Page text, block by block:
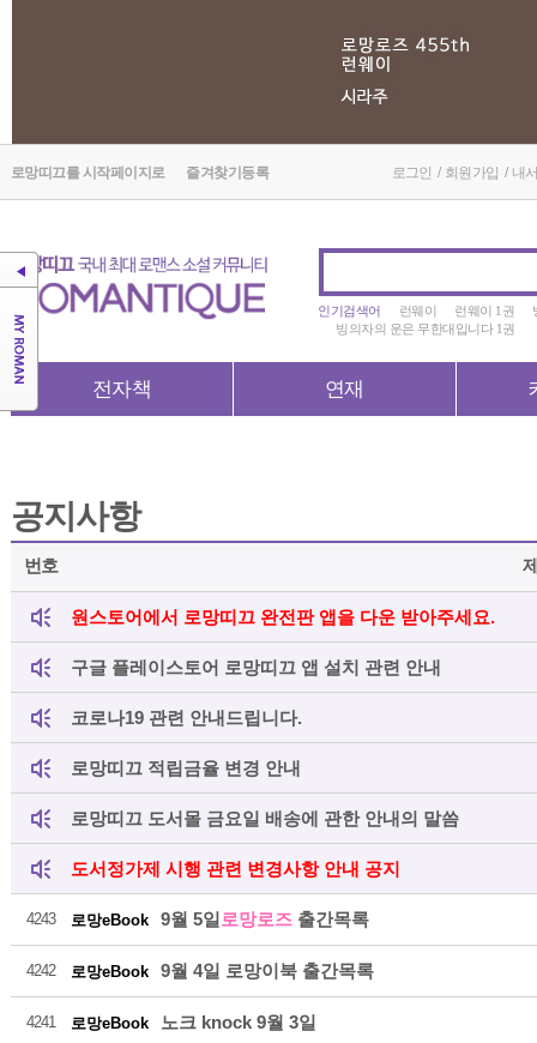
로망띠끄를 시작페이지로 즐겨찾기등록 로그인 / 회원가입 / 내
인기검색어 런웨이 런웨이 1권
빙의자의 운은 무한대입니다 1권
전자책 연재
공지사항
번호
원스토어에서 로망띠끄 완전판 앱을 다운 받아주세요.
구글 플레이스토어 로망띠끄 앱 설치 관련 안내
코로나19 관련 안내드립니다.
로망띠끄 적립금율 변경 안내
로망띠끄 도서몰 금요일 배송에 관한 안내의 말씀
도서정가제 시행 관련 변경사항 안내 공지
4243 로망eBook 9월 5일 로망로즈 출간목록
4242 로망eBook 9월 4일 로망이북 출간목록
4241 로망eBook 노크 knock 9월 3일